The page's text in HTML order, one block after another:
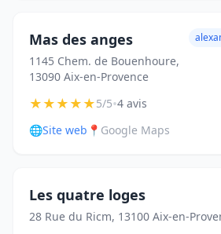
Mas des anges
1145 Chem. de Bouenhoure,
13090 Aix-en-Provence
★★★★★5/5•4 avis
🌐Site web 📍 Google Maps
Les quatre loges
28 Rue du Ricm, 13100 Aix-en-